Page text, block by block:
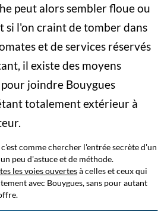
peut alors sembler floue ou
si l'on craint de tomber dans
et de services réservés
il existe des moyens
joindre Bouygues
totalement extérieur à
comme chercher l'entrée secrète d'un
peu d'astuce et de méthode.
les voies ouvertesà celles et ceux qui
avec Bouygues, sans pour autant